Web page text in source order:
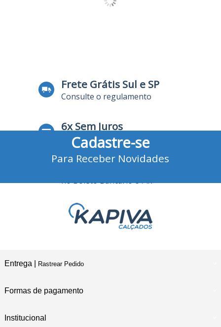
Frete Grátis Sul e SP
Consulte o regulamento
6x Sem Juros
no Cartão de Crédito
no Boleto Bancário e Pix
Cadastre-se
Para Receber Novidades
Entrega | Rastrear Pedido
Formas de pagamento
Institucional